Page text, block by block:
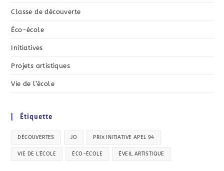
Classe de découverte
Éco-école
Initiatives
Projets artistiques
Vie de l’école
Étiquette
DÉCOUVERTES JO PRIX INITIATIVE APEL 94
VIE DE L’ÉCOLE ÉCO-ÉCOLE ÉVEIL ARTISTIQUE